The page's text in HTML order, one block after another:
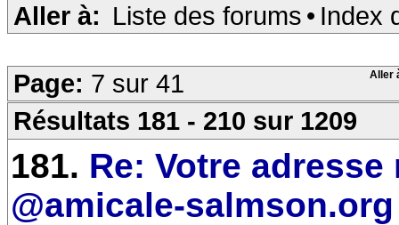
Aller à: Liste des forums • Index
Aller
Page: 7 sur 41
Résultats 181 - 210 sur 1209
181. Re: Votre adresse
@amicale-salmson.org